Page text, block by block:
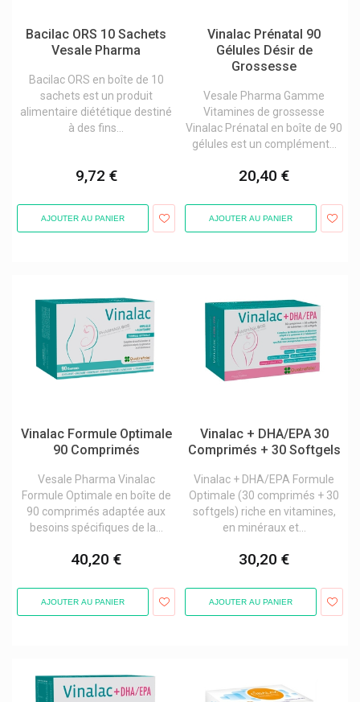
Vlsufarma International
Voltanatura Gel Gsk
Vortex
Weleda Cosmétique Bio Naturelle
Wellion
Willem
Wolf-Safco
Wondfo
Wörwag Pharma
Zambon
Zenophar
Zoetis
Bacilac ORS 10 Sachets
Vesale Pharma
Bacilac ORS en boîte de 10
sachets est un produit
alimentaire diététique destiné
à des fins...
9,72 €
AJOUTER AU PANIER
Vinalac Prénatal 90
Gélules Désir de
Grossesse
Vesale Pharma Gamme
Vitamines de grossesse
Vinalac Prénatal en boîte de 90
gélules est un complément...
20,40 €
AJOUTER AU PANIER
Vinalac Formule Optimale
90 Comprimés
Vesale Pharma Vinalac
Formule Optimale en boîte de
90 comprimés adaptée aux
besoins spécifiques de la...
40,20 €
AJOUTER AU PANIER
Vinalac + DHA/EPA 30
Comprimés + 30 Softgels
Vinalac + DHA/EPA Formule
Optimale (30 comprimés + 30
softgels) riche en vitamines,
en minéraux et...
30,20 €
AJOUTER AU PANIER